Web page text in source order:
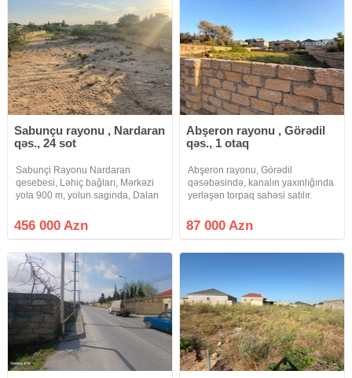
Sabunçu rayonu , Nardaran
qəs., 24 sot
Sabunçi Rayonu Nardaran
qesebesi, Ləhiç bağları, Mərkəzi
yola 900 m, yolun saginda, Dalan
Torpaq sahesi 4 terefden hasara
alinib, Torpaq hissələrə bölünə
456 000 Azn
Abşeron rayonu , Görədil
qəs., 1 otaq
Abşeron rayonu, Görədil
qəsəbəsində, kanalın yaxınlığında
yerləşən torpaq sahəsi satılır.
mülkiyyət Yaşayış təyinatlıdır (fərdi
yaşayış evi tikintisi üçün) Torpaq
87 000 Azn